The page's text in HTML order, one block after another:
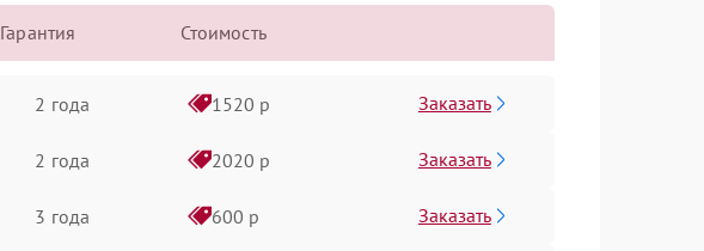
Гарантия Стоимость
2 года 1520 р Заказать
2 года 2020 р Заказать
3 года 600 р Заказать